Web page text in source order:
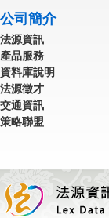
公司簡介
法源資訊
產品服務
資料庫說明
法源徵才
交通資訊
策略聯盟